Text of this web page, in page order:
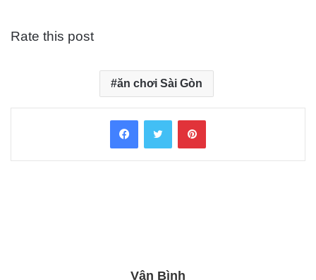
Rate this post
ăn chơi Sài Gòn
FacebookTwitter Pinterest
Vân Bình